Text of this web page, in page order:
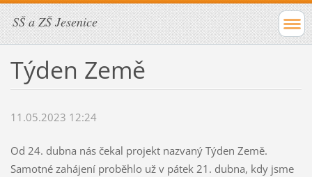
SŠ a ZŠ Jesenice
Týden Země
11.05.2023 12:24
Od 24. dubna nás čekal projekt nazvaný Týden Země.
Samotné zahájení proběhlo už v pátek 21. dubna, kdy jsme